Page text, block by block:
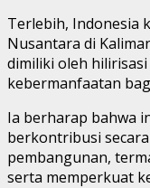
Terlebih, Indonesia
Nusantara di
dimiliki oleh
kebermanfaatan
Ia berharap bahwa
berkontribusi
pembangunan,
serta memperkuat